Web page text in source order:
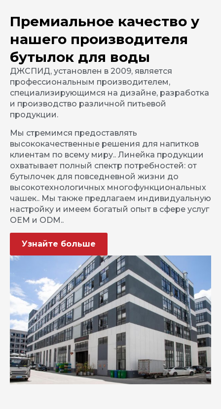
Премиальное качество у
нашего производителя
бутылок для воды
ДЖСПИД, установлен в 2009, является
профессиональным производителем,
специализирующимся на дизайне, разработка
и производство различной питьевой
продукции.
Мы стремимся предоставлять
высококачественные решения для напитков
клиентам по всему миру.. Линейка продукции
охватывает полный спектр потребностей: от
бутылочек для повседневной жизни до
высокотехнологичных многофункциональных
чашек.. Мы также предлагаем индивидуальную
настройку и имеем богатый опыт в сфере услуг
OEM и ODM..
Узнайте больше